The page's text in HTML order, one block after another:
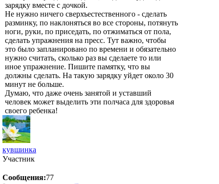
зарядку вместе с дочкой.
Не нужно ничего сверхъестественного - сделать
разминку, по наклоняться во все стороны, потянуть
ноги, руки, по приседать, по отжиматься от пола,
сделать упражнения на пресс. Тут важно, чтобы
это было запланировано по времени и обязательно
нужно считать, сколько раз вы сделаете то или
иное упражнение. Пишите памятку, что вы
должны сделать. На такую зарядку уйдет около 30
минут не больше.
Думаю, что даже очень занятой и уставший
человек может выделить эти полчаса для здоровья
своего ребенка!
кувшинка
Участник
Сообщения:77